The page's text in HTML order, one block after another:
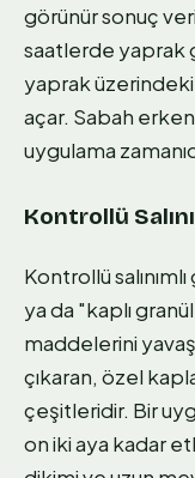
görünür sonuç
saatlerde yaprak
yaprak
açar. Sabah
uygulama
Kontrollü
Kontrollü
ya da "kaplı
maddelerini
çıkaran, özel
çeşitleridir. Bir
on iki aya kadar